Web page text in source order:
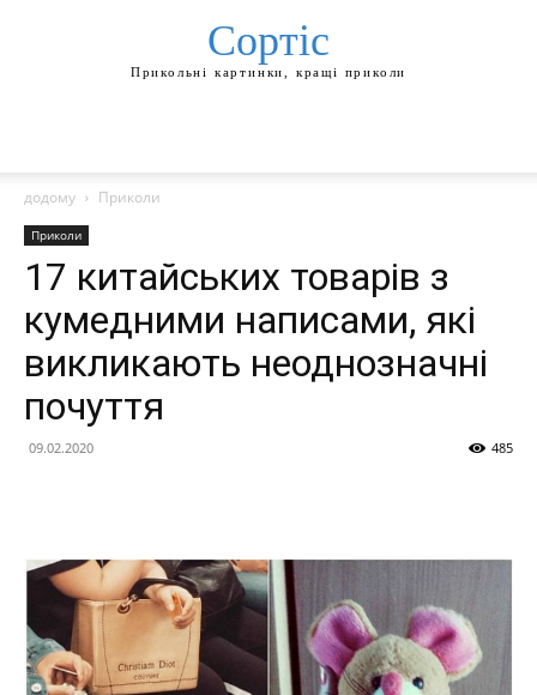
Сортіс
Прикольні картинки, кращі приколи
додому Приколи
Приколи
17 китайських товарів з
кумедними написами, які
викликають неоднозначні
почуття
09.02.2020 485